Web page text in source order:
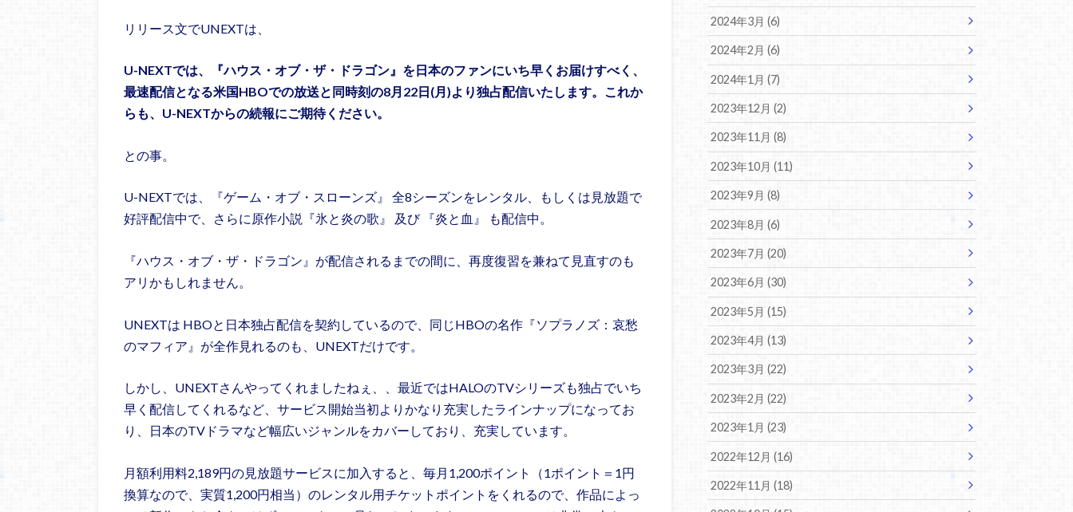
リリース文でUNEXTは、
U-NEXTでは、『ハウス・オブ・ザ・ドラゴン』を日本のファンにいち早くお届けすべく、
最速配信となる米国HBOでの放送と同時刻の8月22日(月)より独占配信いたします。これか
らも、U-NEXTからの続報にご期待ください。
との事。
U-NEXTでは、『ゲーム・オブ・スローンズ』 全8シーズンをレンタル、もしくは見放題で
好評配信中で、さらに原作小説『氷と炎の歌』 及び 『炎と血』 も配信中。
『ハウス・オブ・ザ・ドラゴン』が配信されるまでの間に、再度復習を兼ねて見直すのも
アリかもしれません。
UNEXTは HBOと日本独占配信を契約しているので、同じHBOの名作『ソプラノズ：哀愁
のマフィア』が全作見れるのも、UNEXTだけです。
しかし、UNEXTさんやってくれましたねぇ、、最近ではHALOのTVシリーズも独占でいち
早く配信してくれるなど、サービス開始当初よりかなり充実したラインナップになってお
り、日本のTVドラマなど幅広いジャンルをカバーしており、充実しています。
月額利用料2,189円の見放題サービスに加入すると、毎月1,200ポイント（1ポイント＝1円
換算なので、実質1,200円相当）のレンタル用チケットポイントをくれるので、作品によっ
2024年3月 (6)
2024年2月 (6)
2024年1月 (7)
2023年12月 (2)
2023年11月 (8)
2023年10月 (11)
2023年9月 (8)
2023年8月 (6)
2023年7月 (20)
2023年6月 (30)
2023年5月 (15)
2023年4月 (13)
2023年3月 (22)
2023年2月 (22)
2023年1月 (23)
2022年12月 (16)
2022年11月 (18)